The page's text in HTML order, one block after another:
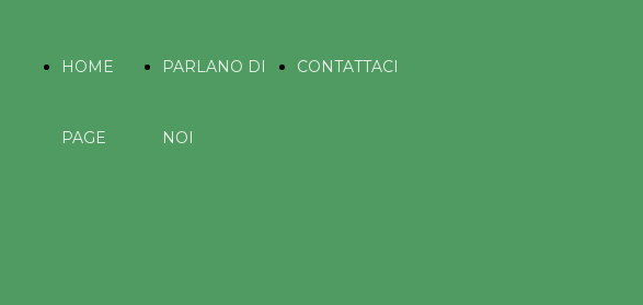
HOME
PAGE
PARLANO DI
NOI
CONTATTACI